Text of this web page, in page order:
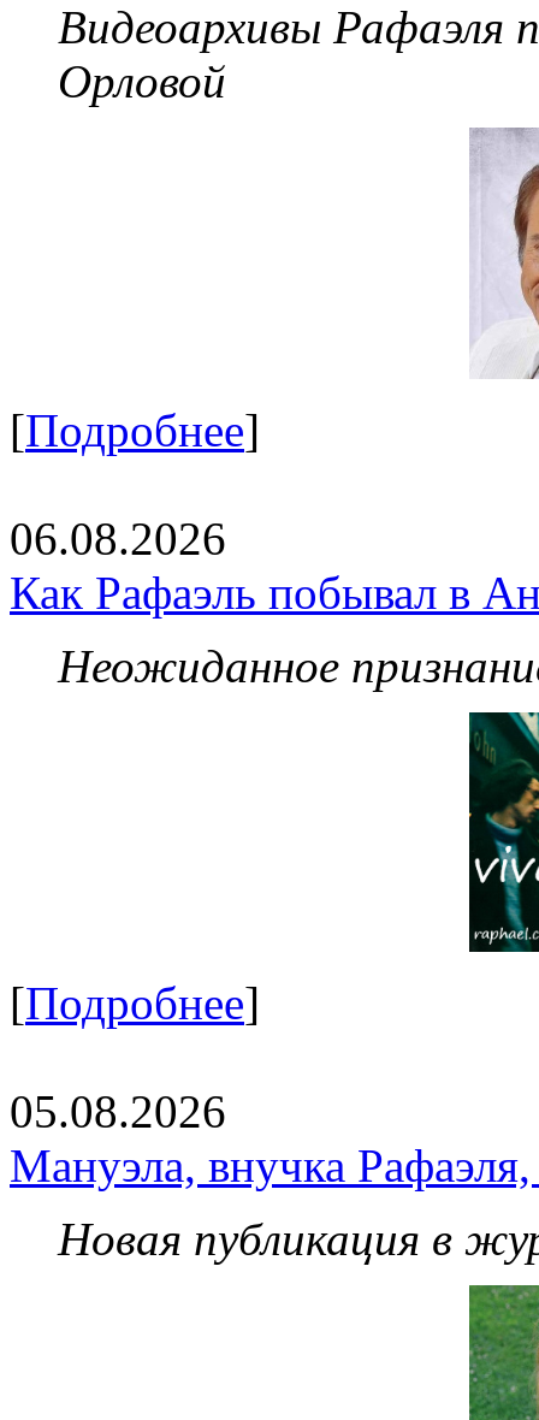
Видеоархивы Рафаэля
Орловой
[Подробнее]
06.08.2026
Как Рафаэль побывал в
Неожиданное
[Подробнее]
05.08.2026
Мануэла, внучка
Новая публикация в